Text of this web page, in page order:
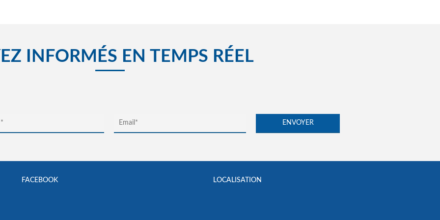
INFORMÉS EN TEMPS RÉEL
FACEBOOK LOCALISATION